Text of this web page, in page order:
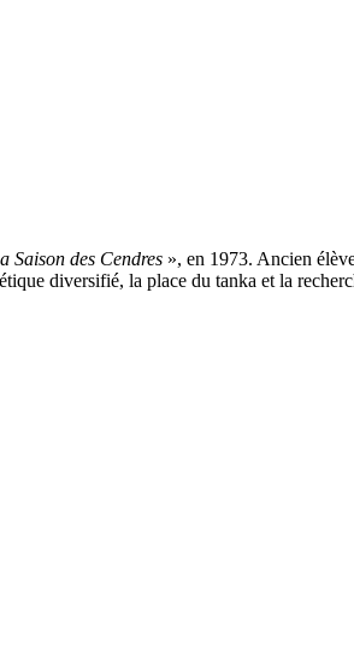
Saison des Cendres », en 1973. Ancien
diversifié, la place du tanka et la